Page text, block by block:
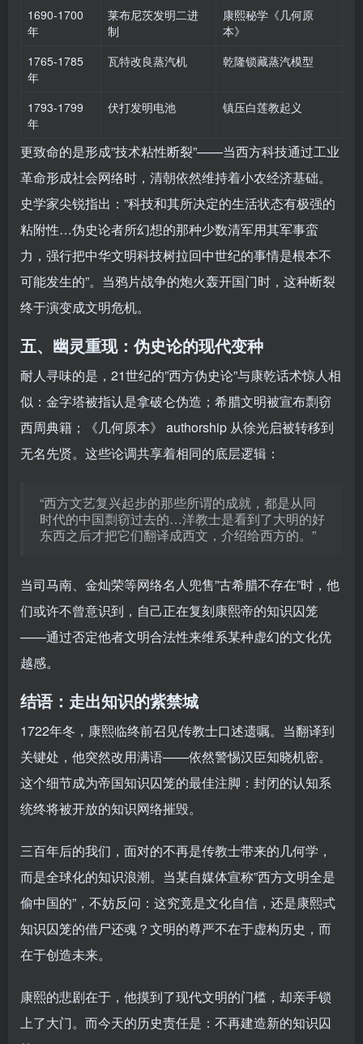
1690-1700
年
莱布尼茨发明二进
制
康熙秘学《几何原
本》
1765-1785
年
瓦特改良蒸汽机 乾隆锁藏蒸汽模型
1793-1799
年
伏打发明电池 镇压白莲教起义
更致命的是形成”技术粘性断裂”——当西方科技通过工业
革命形成社会网络时，清朝依然维持着小农经济基础。
史学家尖锐指出：”科技和其所决定的生活状态有极强的
粘附性…伪史论者所幻想的那种少数清军用其军事蛮
力，强行把中华文明科技树拉回中世纪的事情是根本不
可能发生的”。当鸦片战争的炮火轰开国门时，这种断裂
终于演变成文明危机。
五、幽灵重现：伪史论的现代变种
耐人寻味的是，21世纪的”西方伪史论”与康乾话术惊人相
似：金字塔被指认是拿破仑伪造；希腊文明被宣布剽窃
西周典籍；《几何原本》 authorship 从徐光启被转移到
无名先贤。这些论调共享着相同的底层逻辑：
“西方文艺复兴起步的那些所谓的成就，都是从同
时代的中国剽窃过去的…洋教士是看到了大明的好
东西之后才把它们翻译成西文，介绍给西方的。”
当司马南、金灿荣等网络名人兜售”古希腊不存在”时，他
们或许不曾意识到，自己正在复刻康熙帝的知识囚笼
——通过否定他者文明合法性来维系某种虚幻的文化优
越感。
结语：走出知识的紫禁城
1722年冬，康熙临终前召见传教士口述遗嘱。当翻译到
关键处，他突然改用满语——依然警惕汉臣知晓机密。
这个细节成为帝国知识囚笼的最佳注脚：封闭的认知系
统终将被开放的知识网络摧毁。
三百年后的我们，面对的不再是传教士带来的几何学，
而是全球化的知识浪潮。当某自媒体宣称”西方文明全是
偷中国的”，不妨反问：这究竟是文化自信，还是康熙式
知识囚笼的借尸还魂？文明的尊严不在于虚构历史，而
在于创造未来。
康熙的悲剧在于，他摸到了现代文明的门槛，却亲手锁
上了大门。而今天的历史责任是：不再建造新的知识囚